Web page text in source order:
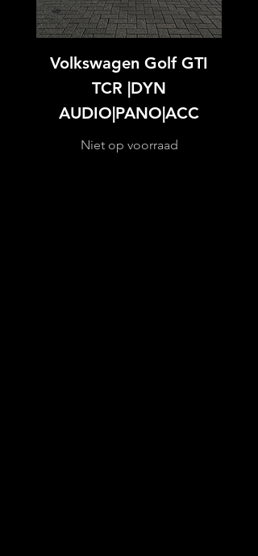
Volkswagen Golf GTI
TCR |DYN
AUDIO|PANO|ACC
Niet op voorraad